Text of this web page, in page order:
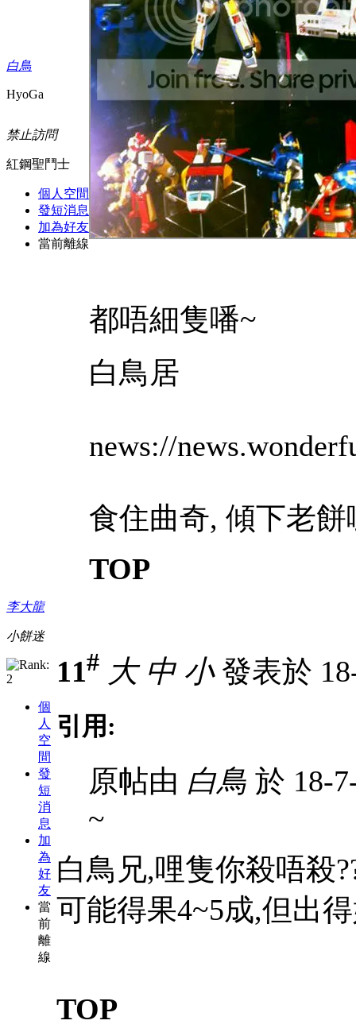
白鳥
HyoGa
禁止訪問
紅鋼聖鬥士
個人空間
發短消息
加為好友
當前離線
都唔細隻噃~
白鳥居
news://
食住曲奇, 傾下老餅
TOP
李大龍
小餅迷
個
人
空
間
發
短
消
息
加
為
好
友
當
前
離
線
11# 大 中 小發表於
引用:
原帖由 白鳥 於 18-
~
白鳥兄,哩隻你殺唔殺
可能得果4~5成,但出
TOP